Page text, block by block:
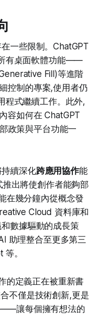
一些限制。ChatGPT
有桌面軟體功能——
Fill)等進階
控制的專案,使用者仍
程式繼續工作。此外,
容如何在 ChatGPT
政策與平台功能一
續深化跨應用協作能
出將使創作者能夠部
在幾分鐘內從概念發
Cloud 資料庫和
數據驅動的成長策
助理整合至更多第三
。​
的定義正在被重新書
不僅是技術創新,更是
讓每個擁有想法的